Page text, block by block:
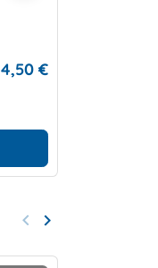
4,50 €
Zurück
keyboard_arrow_left Weiter
keyboard_arrow_right